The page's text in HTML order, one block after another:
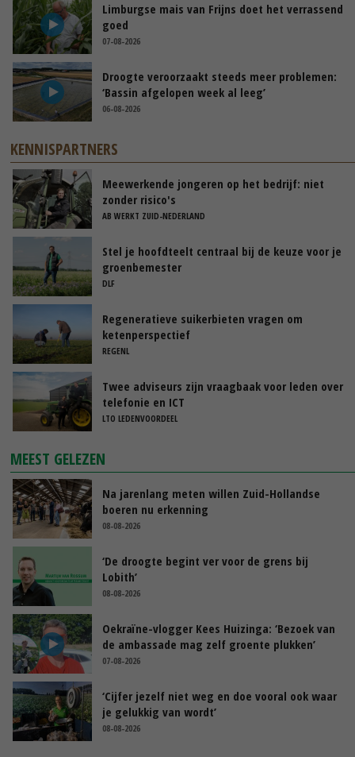
Limburgse mais van Frijns doet het verrassend
goed
07-08-2026
Droogte veroorzaakt steeds meer problemen:
‘Bassin afgelopen week al leeg’
06-08-2026
KENNISPARTNERS
Meewerkende jongeren op het bedrijf: niet
zonder risico's
AB WERKT ZUID-NEDERLAND
Stel je hoofdteelt centraal bij de keuze voor je
groenbemester
DLF
Regeneratieve suikerbieten vragen om
ketenperspectief
REGENL
Twee adviseurs zijn vraagbaak voor leden over
telefonie en ICT
LTO LEDENVOORDEEL
MEEST GELEZEN
Na jarenlang meten willen Zuid-Hollandse
boeren nu erkenning
08-08-2026
‘De droogte begint ver voor de grens bij
Lobith’
08-08-2026
Oekraïne-vlogger Kees Huizinga: ‘Bezoek van
de ambassade mag zelf groente plukken’
07-08-2026
‘Cijfer jezelf niet weg en doe vooral ook waar
je gelukkig van wordt’
08-08-2026